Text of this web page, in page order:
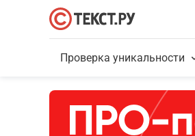
Проверка уникальности